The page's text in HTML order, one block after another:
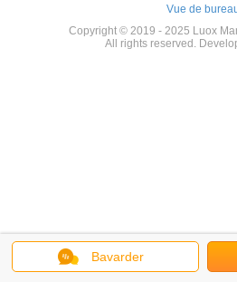
Bavarder
Vue de
Copyright © 2019 - 2025 Luox
All rights reserved.